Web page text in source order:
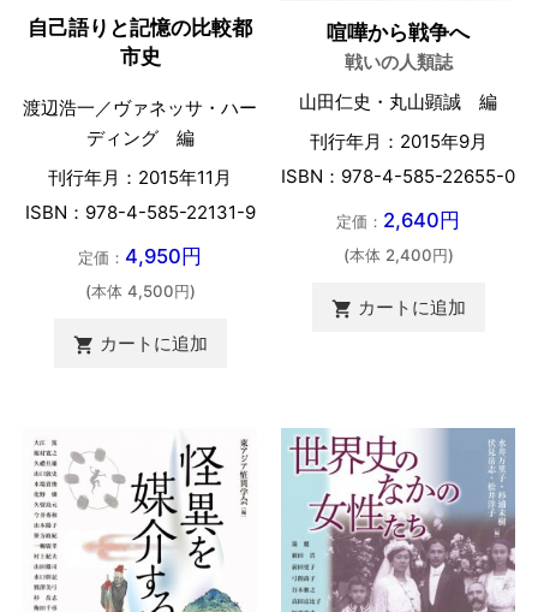
自己語りと記憶の比較都
市史
渡辺浩一／ヴァネッサ・ハー
ディング 編
刊行年月：2015年11月
ISBN：978-4-585-22131-9
定価： 4,950円
(本体 4,500円)
 カートに追加
喧嘩から戦争へ
戦いの人類誌
山田仁史・丸山顕誠 編
刊行年月：2015年9月
ISBN：978-4-585-22655-0
定価： 2,640円
(本体 2,400円)
 カートに追加